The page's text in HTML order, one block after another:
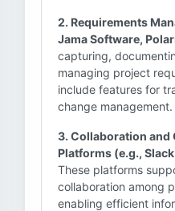
2. Requirements
Jama Software,
capturing,
managing project
include features for
change management.
3. Collaboration and
Platforms (e.g.,
These platforms
collaboration among
enabling efficient